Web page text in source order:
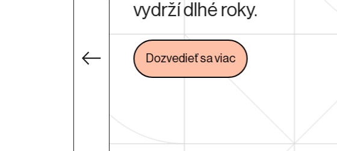
vydrží dlhé roky.
Dozvedieť sa viac Odkaz sa otvorí na